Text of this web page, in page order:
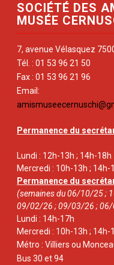
SOCIÉTÉ DES
MUSÉE
7, avenue Vélasquez
Tél. : 01 53 96 21 50
Fax : 01 53 96 21 96
Email:
Permanence du
Lundi : 12h-13h ; 14h-18h
Mercredi : 10h-13h ; 14h-
Permanence du
(semaines du 06/10/25 ;
09/02/26 ; 09/03/26 ;
Lundi : 14h-17h
Mercredi : 10h-13h ; 14h-
Métro : Villiers ou
Bus 30 et 94